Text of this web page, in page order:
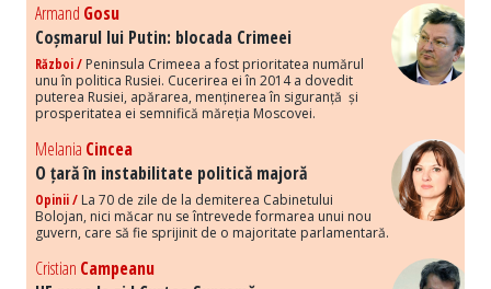
Armand Gosu
Coșmarul lui Putin: blocada Crimeei
Război / Peninsula Crimeea a fost prioritatea numărul
unu în politica Rusiei. Cucerirea ei în 2014 a dovedit
puterea Rusiei, apărarea, menținerea în siguranță și
prosperitatea ei semnifică măreția Moscovei.
Melania Cincea
O țară în instabilitate politică majoră
Opinii / La 70 de zile de la demiterea Cabinetului
Bolojan, nici măcar nu se întrevede formarea unui nou
guvern, care să fie sprijinit de o majoritate parlamentară.
Cristian Campeanu